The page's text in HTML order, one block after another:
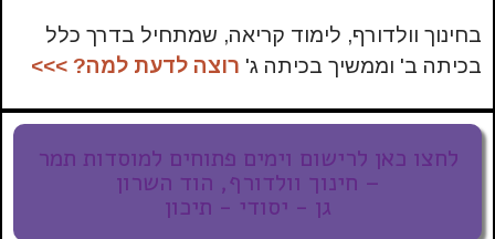
בחינוך וולדורף, לימוד קריאה, שמתחיל בדרך כלל
בכיתה ב' וממשיך בכיתה ג' רוצה לדעת למה? >>>
לחצו כאן לרישום וימים פתוחים למוסדות תמר
– חינוך וולדורף, הוד השרון
גן - יסודי - תיכון